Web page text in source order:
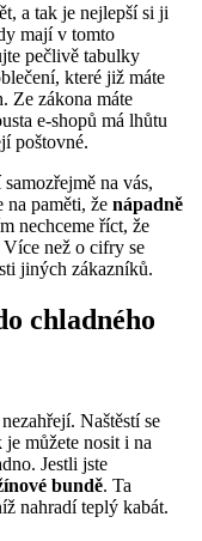
a tak je nejlepší si ji
mají v tomto
pečlivě tabulky
které již máte
Ze zákona máte
e-shopů má lhůtu
poštovné.
na vás,
na paměti, že nápadně
nechceme říct, že
než o cifry se
jiných zákazníků.
chladného
Naštěstí se
můžete nosit i na
Jestli jste
bundě. Ta
nahradí teplý kabát.